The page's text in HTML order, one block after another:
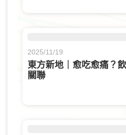
2025/11/19
東方新地｜愈吃愈痛？
關聯